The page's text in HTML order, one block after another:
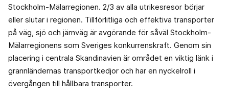
Stockholm-Mälarregionen. 2/3 av alla utrikesresor börjar
eller slutar i regionen. Tillförlitliga och effektiva transporter
på väg, sjö och järnväg är avgörande för såväl Stockholm-
Mälarregionens som Sveriges konkurrenskraft. Genom sin
placering i centrala Skandinavien är området en viktig länk i
grannländernas transportkedjor och har en nyckelroll i
övergången till hållbara transporter.